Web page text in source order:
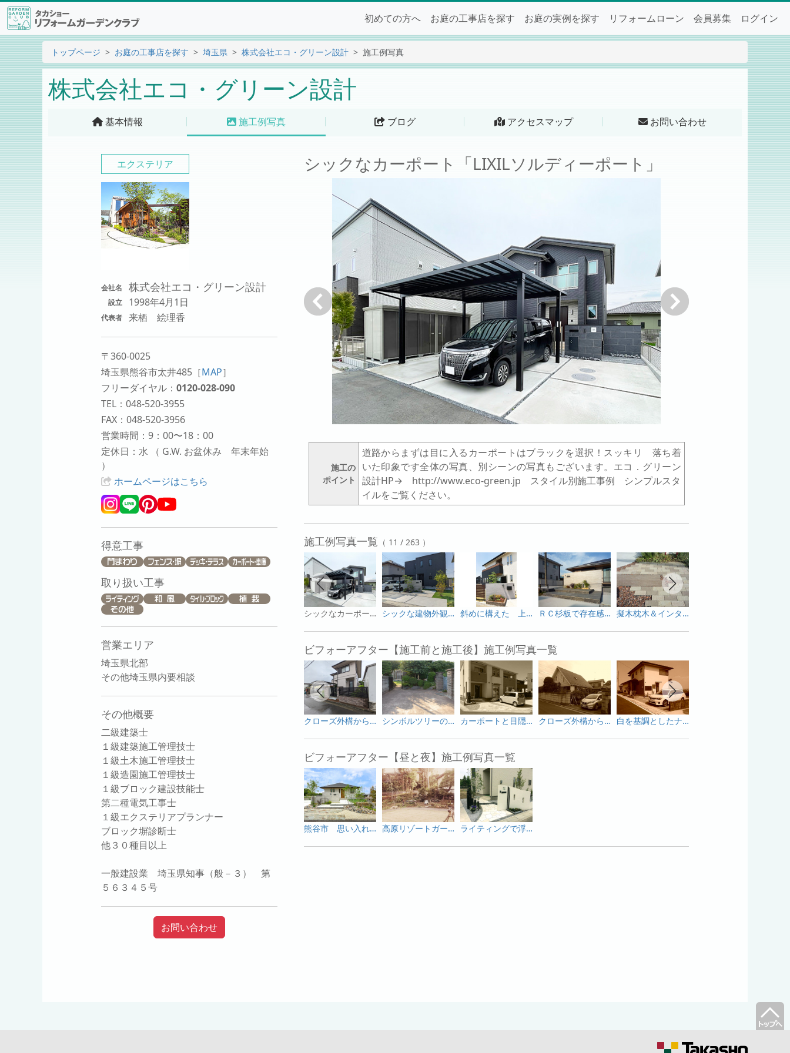
初めての方へ お庭の工事店を探す お庭の実例を探す リフォームローン 会員募集 ログイン
トップページ お庭の工事店を探す 埼玉県 株式会社エコ・グリーン設計 施工例写真
株式会社エコ・グリーン設計
基本情報 施工例写真 ブログ アクセスマップ お問い合わせ
エクステリア
会社名 株式会社エコ・グリーン設計
設立 1998年4月1日
代表者 来栖 絵理香
〒360-0025
埼玉県熊谷市太井485 ［MAP］
フリーダイヤル： 0120-028-090
TEL：048-520-3955
FAX：048-520-3956
営業時間：9：00〜18：00
定休日：水 （ G.W. お盆休み 年末年始
）
ホームページはこちら
得意工事
取り扱い工事
営業エリア
埼玉県北部
その他埼玉県内要相談
その他概要
二級建築士
１級建築施工管理技士
１級土木施工管理技士
１級造園施工管理技士
１級ブロック建設技能士
第二種電気工事士
１級エクステリアプランナー
ブロック塀診断士
他３０種目以上
一般建設業 埼玉県知事（般－３） 第
５６３４５号
お問い合わせ
シックなカーポート「LIXILソルディーポート」
施工の
ポイント
道路からまずは目に入るカーポートはブラックを選択！スッキリ 落ち着
いた印象です全体の写真、別シーンの写真もございます。エコ．グリーン
設計HP→ http://www.eco-green.jp スタイル別施工事例 シンプルスタ
イルをご覧ください。
施工例写真一覧 （ 11 / 263 ）
シックなカーポート「LIXILソルディーポート」 シックな建物外観に調和したオープン外構 斜めに構えた 上品な素材で落ち着いた雰囲気のオリジナル門柱 ＲＣ杉板で存在感のある印象的な門まわりに 擬木枕木＆インターロッキングでナチュラルな雰囲気のアプローチ
ビフォーアフター【施工前と施工後】施工例写真一覧
クローズ外構からオープン感を出しつつプライベートも確保した使いやすい外構へ シンボルツリーの桜を活かした和モダンのガーデンリフォーム カーポートと目隠しフェンスで変身した庭 クローズ外構からオープン外構へ生まれ変わった外構 白を基調としたナチュラルな外構
ビフォーアフター【昼と夜】施工例写真一覧
熊谷市 思い入れある灯篭や石と新たな素材が生み出す緑あふれる趣のあるオープン外構 高原リゾートガーデン 涼やかに夏を楽しめるガーデンシンクつきのお庭 ライティングで浮かび上がる白い塗り壁と乱形石のアプローチが幻想的な外構